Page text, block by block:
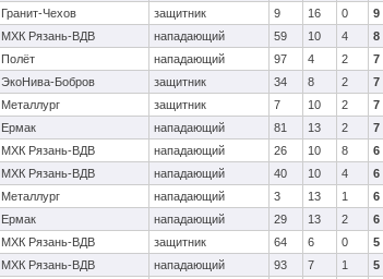
Гранит-Чехов защитник 9 16 0 9
МХК Рязань-ВДВ нападающий 59 10 4 8
Полёт нападающий 97 4 2 7
ЭкоНива-Бобров защитник 34 8 2 7
Металлург защитник 7 10 2 7
Ермак нападающий 81 13 2 7
МХК Рязань-ВДВ нападающий 26 10 8 6
МХК Рязань-ВДВ нападающий 40 10 4 6
Металлург нападающий 3 13 1 6
Ермак нападающий 29 13 2 6
МХК Рязань-ВДВ защитник 64 6 0 5
МХК Рязань-ВДВ нападающий 93 7 1 5